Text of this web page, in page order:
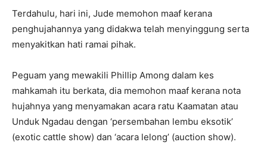
Terdahulu, hari ini, Jude memohon maaf kerana
penghujahannya yang didakwa telah menyinggung serta
menyakitkan hati ramai pihak.
Peguam yang mewakili Phillip Among dalam kes
mahkamah itu berkata, dia memohon maaf kerana nota
hujahnya yang menyamakan acara ratu Kaamatan atau
Unduk Ngadau dengan ‘persembahan lembu eksotik’
(exotic cattle show) dan ‘acara lelong’ (auction show).